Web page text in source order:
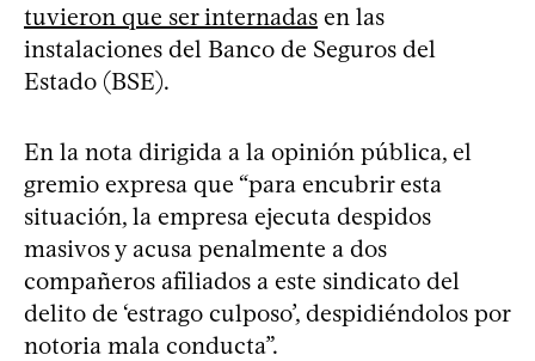
tuvieron que ser internadas en las
instalaciones del Banco de Seguros del
Estado (BSE).
En la nota dirigida a la opinión pública, el
gremio expresa que “para encubrir esta
situación, la empresa ejecuta despidos
masivos y acusa penalmente a dos
compañeros afiliados a este sindicato del
delito de ‘estrago culposo’, despidiéndolos por
notoria mala conducta”.